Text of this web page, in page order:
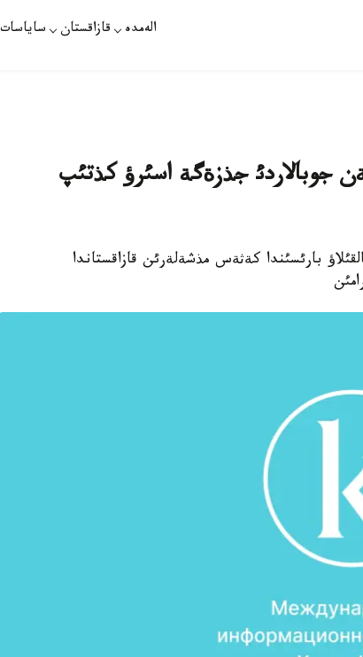
الەمدە قازاقستان ساياسات
جوبالاردئ جذزةگة اسئرؤ كذتئپ
بارئسئندا كةثةس مذشةلةرئن قازاقستاندا